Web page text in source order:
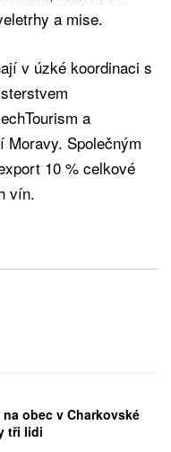
a mise.
v úzké koordinaci s
a
Moravy. Společným
10 % celkové
vín.
obec v Charkovské
tři lidi